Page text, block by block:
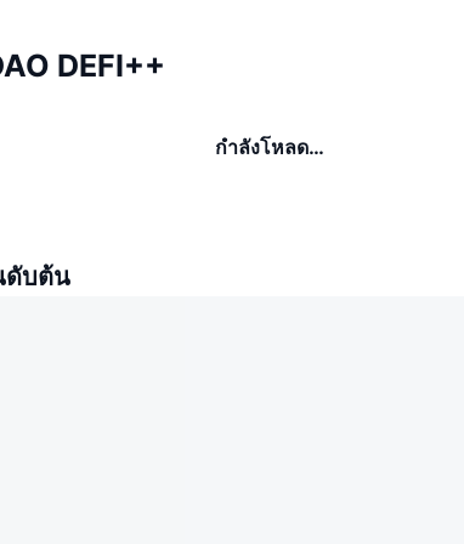
DEFI++
กำลังโหลด…
ดับต้น